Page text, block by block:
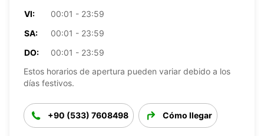
VI:
00:01 - 23:59
SA:
00:01 - 23:59
DO:
00:01 - 23:59
Estos horarios de apertura pueden variar debido a los
días festivos.
+90 (533) 7608498 Cómo llegar